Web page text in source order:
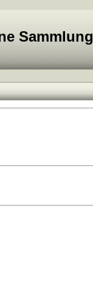
Sammlung